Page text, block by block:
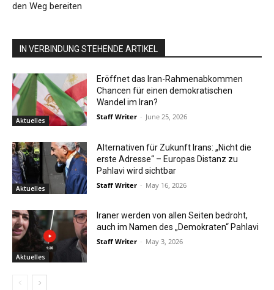
den Weg bereiten
IN VERBINDUNG STEHENDE ARTIKEL
Aktuelles
Eröffnet das Iran-Rahmenabkommen
Chancen für einen demokratischen
Wandel im Iran?
Staff Writer - June 25, 2026
Aktuelles
Alternativen für Zukunft Irans: „Nicht die
erste Adresse“ – Europas Distanz zu
Pahlavi wird sichtbar
Staff Writer - May 16, 2026
Aktuelles
Iraner werden von allen Seiten bedroht,
auch im Namen des „Demokraten“ Pahlavi
Staff Writer - May 3, 2026